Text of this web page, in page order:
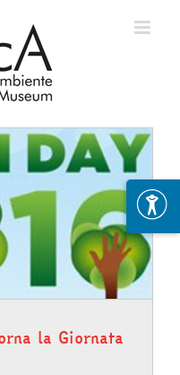
la Giornata